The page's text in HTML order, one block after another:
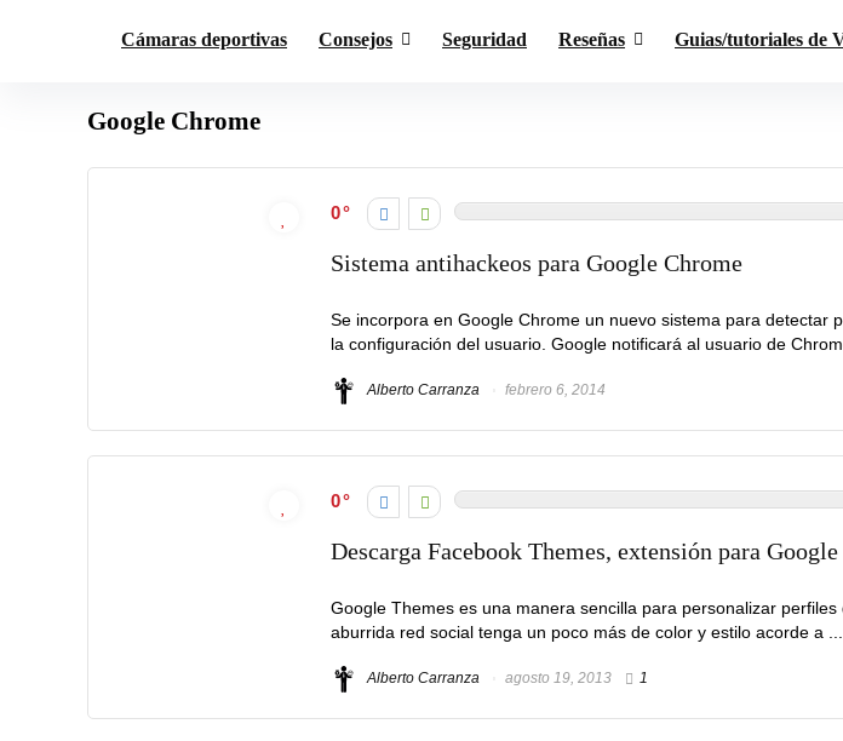
Cámaras deportivas Consejos Seguridad Reseñas Guias/tutoriales de
Google Chrome
0
Sistema antihackeos para Google Chrome
Se incorpora en Google Chrome un nuevo sistema para detectar
la configuración del usuario. Google notificará al usuario de
Alberto Carranza febrero 6, 2014
0
Descarga Facebook Themes, extensión para
Google Themes es una manera sencilla para personalizar
aburrida red social tenga un poco más de color y estilo acorde a ...
Alberto Carranza agosto 19, 2013 1